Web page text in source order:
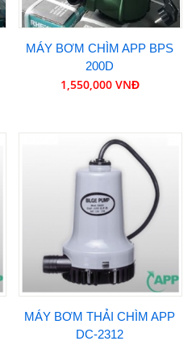
MÁY BƠM CHÌM APP BPS
200D
1,550,000 VNĐ
MÁY BƠM THẢI CHÌM APP
DC-2312